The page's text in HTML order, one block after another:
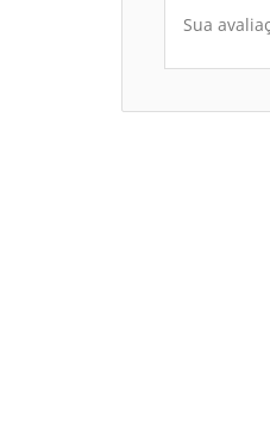
Sua